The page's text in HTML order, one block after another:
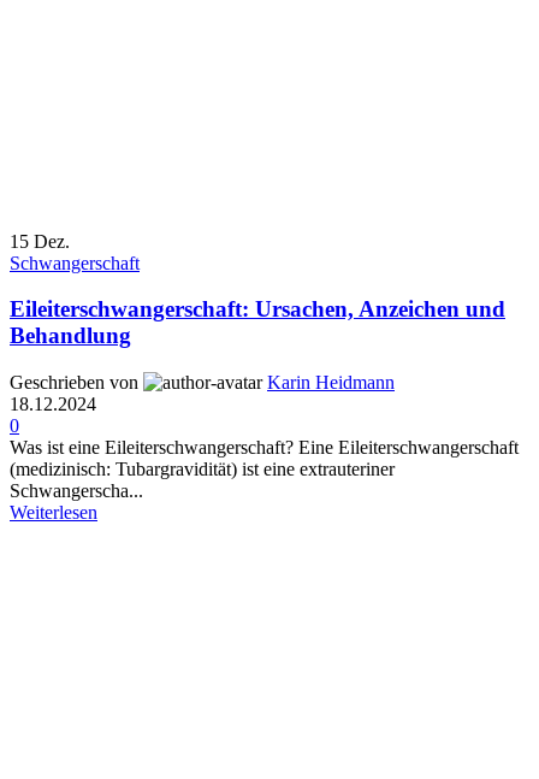
15 Dez.
Schwangerschaft
Eileiterschwangerschaft: Ursachen, Anzeichen und
Behandlung
Geschrieben von
Karin Heidmann
18.12.2024
0
Was ist eine Eileiterschwangerschaft? Eine Eileiterschwangerschaft
(medizinisch: Tubargravidität) ist eine extrauteriner
Schwangerscha...
Weiterlesen